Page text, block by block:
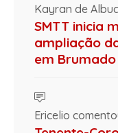
Kayran de
SMTT inicia
ampliação
em Brumado
Ericelio